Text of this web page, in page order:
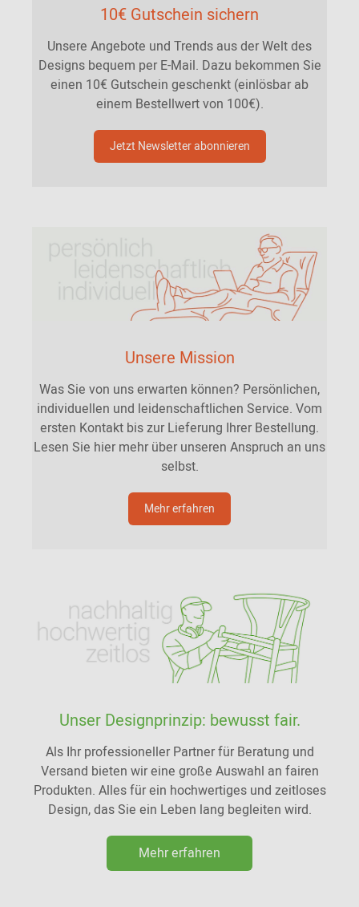
10€ Gutschein sichern
Unsere Angebote und Trends aus der Welt des
Designs bequem per E-Mail. Dazu bekommen Sie
einen 10€ Gutschein geschenkt (einlösbar ab
einem Bestellwert von 100€).
Jetzt Newsletter abonnieren
Unsere Mission
Was Sie von uns erwarten können? Persönlichen,
individuellen und leidenschaftlichen Service. Vom
ersten Kontakt bis zur Lieferung Ihrer Bestellung.
Lesen Sie hier mehr über unseren Anspruch an uns
selbst.
Mehr erfahren
Unser Designprinzip: bewusst fair.
Als Ihr professioneller Partner für Beratung und
Versand bieten wir eine große Auswahl an fairen
Produkten. Alles für ein hochwertiges und zeitloses
Design, das Sie ein Leben lang begleiten wird.
Mehr erfahren